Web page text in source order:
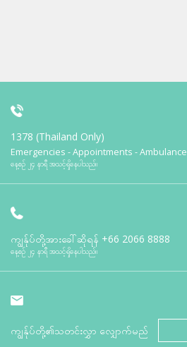
1378 (Thailand Only)
Emergencies - Appointments - Ambulance
နေ့စဉ် ၂၄ နာရီ အသင့်ရှိနေပါသည်။
ကျွန်ုပ်တို့အားခေါ်ဆိုရန် +66 2066 8888
နေ့စဉ် ၂၄ နာရီ အသင့်ရှိနေပါသည်။
ကျွန်ုပ်တို့၏သတင်းလွှာ လျှောက်မည်